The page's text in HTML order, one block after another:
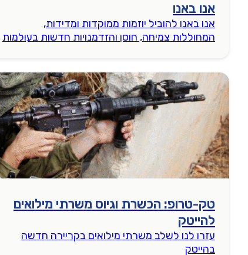
אנו באנו
אנו באנו להוביל יוזמות ממוקדות ומדידות,
המחוללות צמיחה, חוסן והזדמנויות חדשות בעולמות
טק-טרופ: הכשרת וגיוס משרתי מילואים
להייטק
עזרו לנו לשלב משרתי מילואים בקריירה חדשה
בהייטק